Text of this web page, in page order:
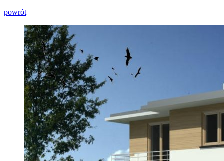
powrót